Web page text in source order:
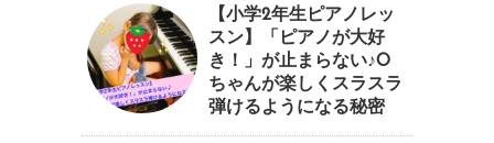
【小学2年生ピアノレッ
スン】「ピアノが大好
き！」が止まらない♪O
ちゃんが楽しくスラスラ
弾けるようになる秘密